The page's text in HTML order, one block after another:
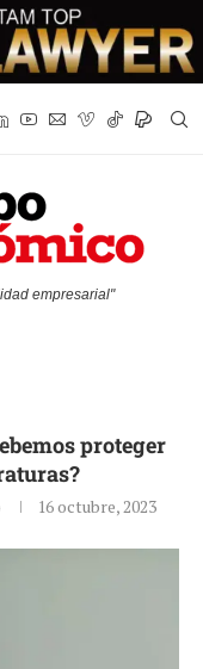
empresarial"
proteger
16 octubre, 2023